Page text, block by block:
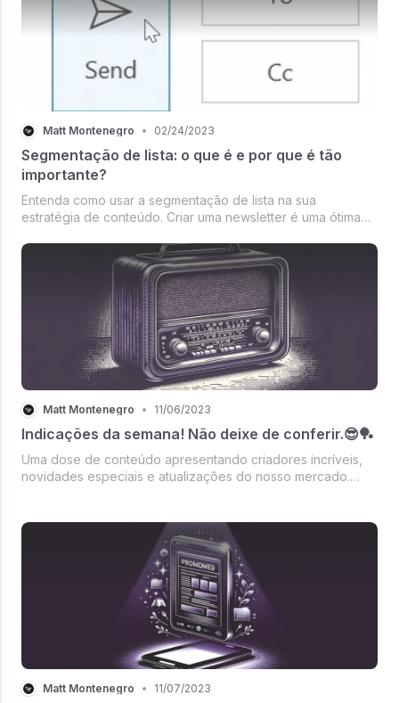
Matt Montenegro • 02/24/2023
Segmentação de lista: o que é e por que é tão
importante?
Entenda como usar a segmentação de lista na sua
estratégia de conteúdo. Criar uma newsletter é uma ótima
potenciais clientes por dentro do seu conteúdo e as
novidades do seu negócio.
Matt Montenegro • 11/06/2023
Indicações da semana! Não deixe de conferir.😎🏓
Uma dose de conteúdo apresentando criadores incríveis,
novidades especiais e atualizações do nosso mercado.
Matt Montenegro • 11/07/2023